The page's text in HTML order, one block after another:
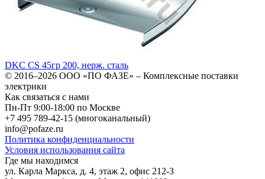
DKC CS 45гр 200, нерж. сталь
© 2016–2026 ООО «ПО ФАЗЕ» – Комплексные поставки
электрики
Как связаться с нами
Пн-Пт 9:00-18:00 по Москве
+7 495 789-42-15 (многоканальный)
info@pofaze.ru
Политика конфиденциальности
Условия использования сайта
Где мы находимся
ул. Карла Маркса, д. 4, этаж 2, офис 212-3